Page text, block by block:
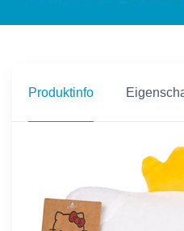
Produktinfo